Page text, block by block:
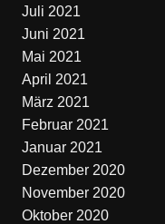
Juli 2021
Juni 2021
Mai 2021
April 2021
März 2021
Februar 2021
Januar 2021
Dezember 2020
November 2020
Oktober 2020